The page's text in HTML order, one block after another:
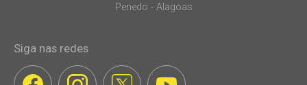
Penedo - Alagoas
Siga nas redes